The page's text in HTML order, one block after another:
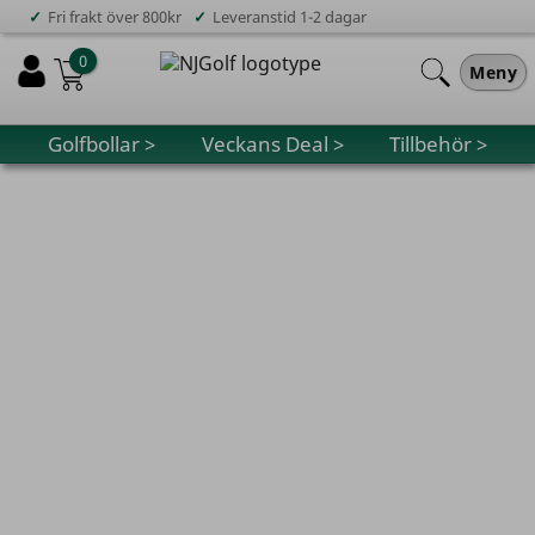
✓ Fri frakt över 800kr ✓ Leveranstid 1-2 dagar
Meny
0
Golfbollar > Veckans Deal > Tillbehör >